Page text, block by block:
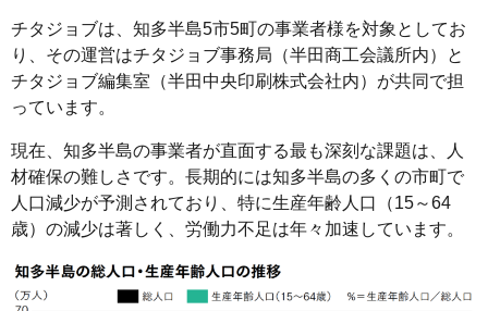
チタジョブは、知多半島5市5町の事業者様を対象としてお
り、その運営はチタジョブ事務局（半田商工会議所内）と
チタジョブ編集室（半田中央印刷株式会社内）が共同で担
っています。
現在、知多半島の事業者が直面する最も深刻な課題は、人
材確保の難しさです。長期的には知多半島の多くの市町で
人口減少が予測されており、特に生産年齢人口（15～64
歳）の減少は著しく、労働力不足は年々加速しています。